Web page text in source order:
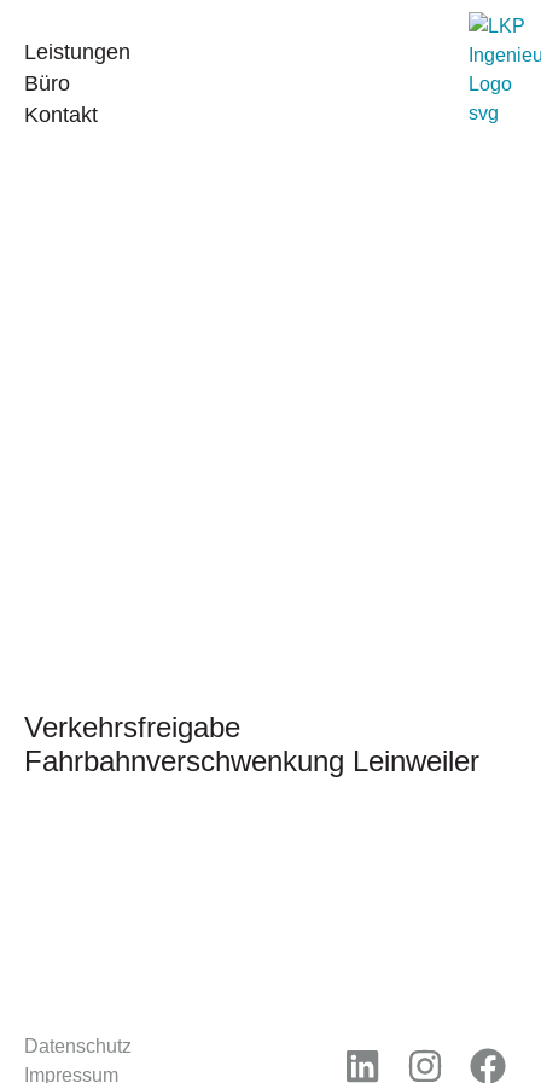
Leistungen
Büro
Kontakt
Verkehrsfreigabe
Fahrbahnverschwenkung Leinweiler
Datenschutz
Impressum